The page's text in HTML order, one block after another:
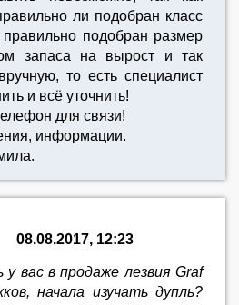
ли подобран класс
правильно подобран размер
запаса на вырост и так
то есть специалист
и всё уточнить!
для связи!
информации.
08.08.2017, 12:23
вас в продаже лезвия Graf
начала изучать дупль?